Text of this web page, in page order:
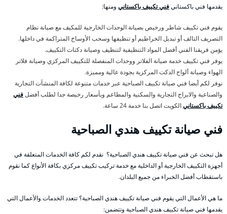
يقدمها فني باكستانيفني تكييف باكستاني ومنها:
يقوم فني تكييف شاطر ورخيص بصيانة الوحدات الخارجية للمكيف مع صيانة نظام
التصريف التالف أو تبديل الخراطيم أو تنظيفها وسحب الأوساخ المتراكمة في داخلها.
يؤمن فريقنا الفني أفضل المواد التنظيفية لتنظيف وصيانة دكتات التكييف.
يوفر فني تكييف خدمة صيانة الفلاتر ووحدات المنفصلة للتكييف المركزي وصيانة فلاتر
الهواء وصيانة ألواح الدكت المركزية بجودة عالية ومميزة.
نوفر لكم أيضا فني صيانة تكييف الصباحية عبر خدمات متنوعة لكافة المنشآت التجارية
والصناعية والابراج التجارية والسكنية والمطاعم وبأسعار رخيصة جدا لطلب أفضلفني
تكييف باكستانيالكويت اتصل بنا خدمة 24 ساعة.
فني صيانة تكييف هندي الصباحية
هل تبحث عن فني صيانة تكييف هندي الصباحية؟ نقدم لكم كافة الخدمات المتعلقة في
أجهزة التكييف الخارجية أو الداخلية مع خدمة تركيب تكييف مركزي بكافة الأنواع كما نقوم
باستقطاب أفضل الخبراء من جميع البلدان.
ما هي الأعمال التي يقوم فني صيانة تكييف هندي الصباحية؟ تتعدد الخدمات والأعمال التي
يقدمها فني صيانة تكييف هندي الصباحية وتتضمن: